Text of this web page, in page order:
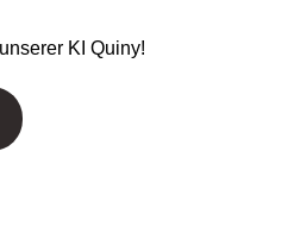
KI Quiny!